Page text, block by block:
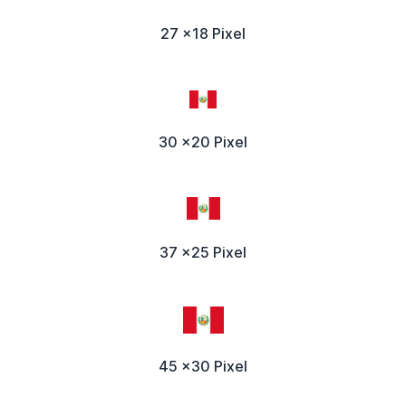
27 x18 Pixel
30 x20 Pixel
37 x25 Pixel
45 x30 Pixel